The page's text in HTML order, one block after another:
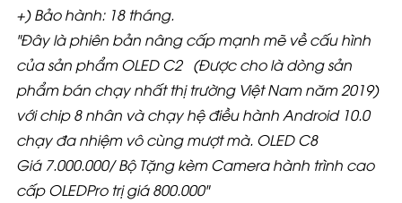
+) Bảo hành: 18 tháng.
"Đây là phiên bản nâng cấp mạnh mẽ về cấu hình
của sản phẩm OLED C2 (Được cho là dòng sản
phẩm bán chạy nhất thị trường Việt Nam năm 2019)
với chip 8 nhân và chạy hệ điều hành Android 10.0
chạy đa nhiệm vô cùng mượt mà. OLED C8
Giá 7.000.000/ Bộ Tặng kèm Camera hành trình cao
cấp OLEDPro trị giá 800.000"